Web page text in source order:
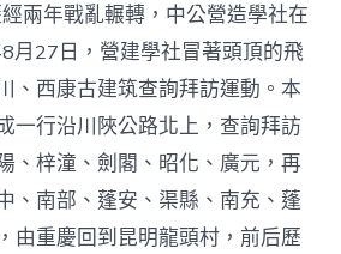
兩年戰亂輾轉，中公營造學社在
月27日，營建學社冒著頭頂的飛
、西康古建筑查詢拜訪運動。本
一行沿川陜公路北上，查詢拜訪
、梓潼、劍閣、昭化、廣元，再
、南部、蓬安、渠縣、南充、蓬
由重慶回到昆明龍頭村，前后歷